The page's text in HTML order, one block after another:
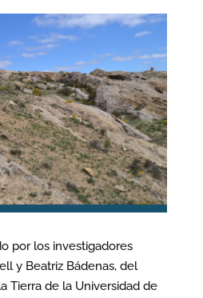
por los investigadores
y Beatriz Bádenas, del
Tierra de la Universidad de